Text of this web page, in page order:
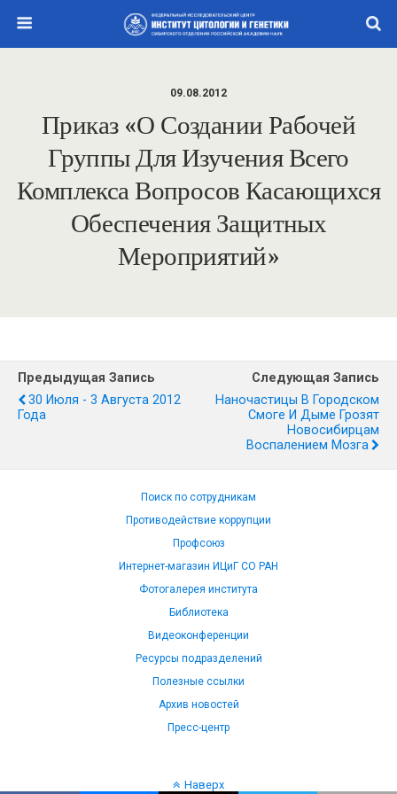
09.08.2012
Приказ «О Создании Рабочей
Группы Для Изучения Всего
Комплекса Вопросов Касающихся
Обеспечения Защитных
Мероприятий»
Предыдущая Запись
30 Июля - 3 Августа 2012
Года
Следующая Запись
Наночастицы В Городском
Смоге И Дыме Грозят
Новосибирцам
Воспалением Мозга
Поиск по сотрудникам
Противодействие коррупции
Профсоюз
Интернет-магазин ИЦиГ СО РАН
Фотогалерея института
Библиотека
Видеоконференции
Ресурсы подразделений
Полезные ссылки
Архив новостей
Пресс-центр
Наверх